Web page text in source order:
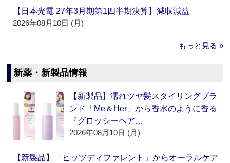
【日本光電 27年3月期第1四半期決算】減収減益
2026年08月10日 (月)
もっと見る »
新薬・新製品情報
【新製品】濡れツヤ髪スタイリングブラ
ンド「Me＆Her」から香水のように香る
『グロッシーヘア…
2026年08月10日 (月)
【新製品】「ヒッツディファレント」からオーラルケア